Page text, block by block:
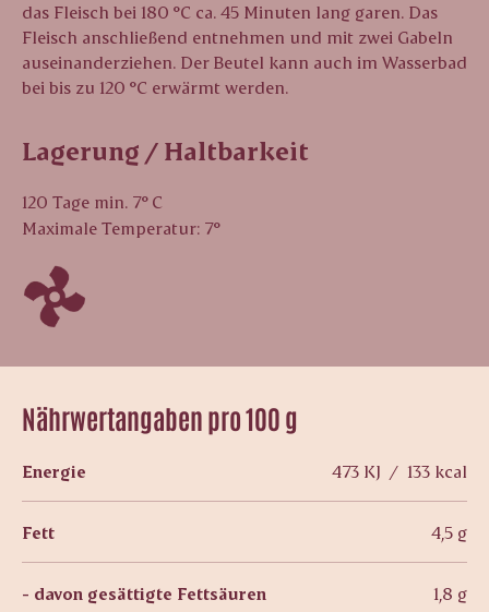
Nährwertangaben pro 100 g
Energie 473 KJ / 133 kcal
Fett 4,5 g
- davon gesättigte Fettsäuren 1,8 g
das Fleisch bei 180 °C ca. 45 Minuten lang garen. Das
Fleisch anschließend entnehmen und mit zwei Gabeln
auseinanderziehen. Der Beutel kann auch im Wasserbad
bei bis zu 120 °C erwärmt werden.
Lagerung / Haltbarkeit
120 Tage min. 7° C
Maximale Temperatur: 7°